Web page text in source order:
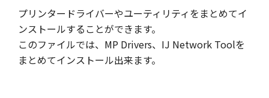
プリンタードライバーやユーティリティをまとめてイ
ンストールすることができます。
このファイルでは、MP Drivers、IJ Network Toolを
まとめてインストール出来ます。